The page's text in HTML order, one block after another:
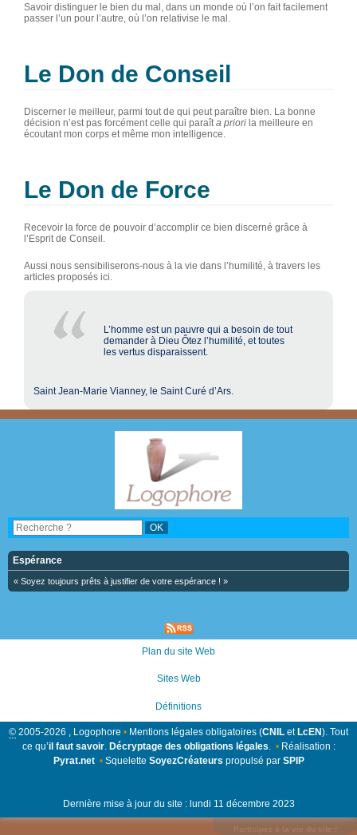
Savoir distinguer le bien du mal, dans un monde où l’on fait facilement
passer l’un pour l’autre, où l’on relativise le mal.
Le Don de Conseil
Discerner le meilleur, parmi tout de qui peut paraître bien. La bonne
décision n’est pas forcément celle qui paraîta priori la meilleure en
écoutant mon corps et même mon intelligence.
Le Don de Force
Recevoir la force de pouvoir d’accomplir ce bien discerné grâce à
l’Esprit de Conseil.
Aussi nous sensibiliserons-nous à la vie dans l’humilité, à travers les
articles proposés ici.
L’homme est un pauvre qui a besoin de tout
demander à Dieu Ôtez l’humilité, et toutes
les vertus disparaissent.
Saint Jean-Marie Vianney, le Saint Curé d’Ars.
Espérance
« Soyez toujours prêts à justifier de votre espérance ! »
Plan du site Web
Sites Web
Définitions
© 2005-2026 , Logophore • Mentions légales obligatoires (CNIL etLcEN). Tout
ce qu’il faut savoir. Décryptage des obligations légales • Réalisation :
Pyrat.net •Squelette SoyezCréateurs propulsé par SPIP
Dernière mise à jour du site : lundi 11 décembre 2023
Participez à la vie du site !